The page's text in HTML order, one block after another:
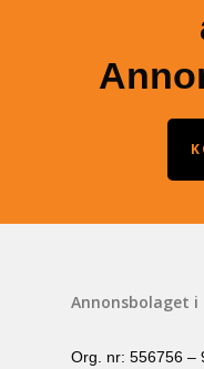
Annonsbolaget i
Org. nr: 556756 –